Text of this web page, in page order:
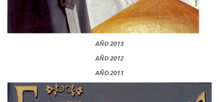
AÑO 2013
AÑO 2012
AÑO 2011